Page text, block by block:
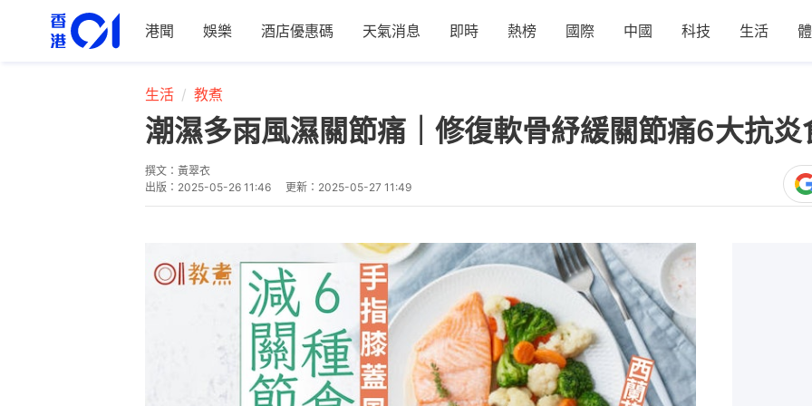
港聞 娛樂 酒店優惠碼 天氣消息 即時 熱榜 國際 中國 科技 生活
生活 教煮
潮濕多雨風濕關節痛｜修復軟骨紓緩關節痛6大抗
撰文： 黃翠衣
出版： 2025-05-26 11:46 更新： 2025-05-27 11:49